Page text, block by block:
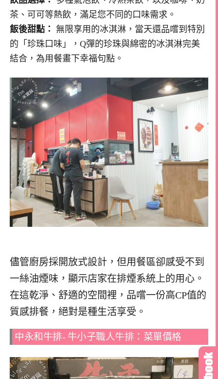
茶、可可等熱飲，滿足您不同的口味需求。
飯後甜點：
無限享用的冰淇淋，當天還品嚐到特別
的「珍珠口味」，Q彈的珍珠與綿密的冰淇淋完美
結合，為用餐畫下幸福句點。
儘管廚房採開放式設計，但用餐區卻感受不到
一絲油煙味，顯示店家在排煙系統上的用心。
在這乾淨、舒適的空間裡，品嚐一份高CP值的
質感排餐，絕對是種生活享受。
中永和牛排- 牛小子職人牛排：菜單價格